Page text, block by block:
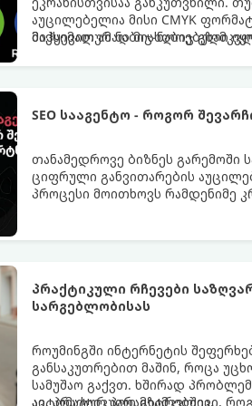
აუცილებელია მისი CMYK
მაქსიმალურად მიახლოებული
მიჰყევით ამ ნაბიჯ-ნაბიჯ
SEO სააგენტო - როგორ
თანამედროვე ბიზნეს გარემოში
ციფრული განვითარების
პროცესი მოითხოვს რამდენიმე
პრაქტიკული რჩევები საზღვარგარეთ
სარგებლობისას
როუმინგში ინტერნეტის
განსაკუთრებით მაშინ, როცა
სამუშაო გაქვთ. ხშირად
ავტომატურ პარამეტრებშია.
აი, პრაქტიკული გზამკვლევი,